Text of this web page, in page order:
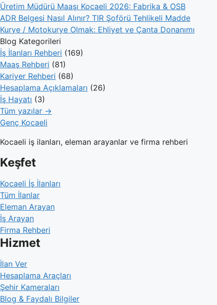
Üretim Müdürü Maaşı Kocaeli 2026: Fabrika & OSB
ADR Belgesi Nasıl Alınır? TIR Şoförü Tehlikeli Madde
Kurye / Motokurye Olmak: Ehliyet ve Çanta Donanımı
Blog Kategorileri
İş İlanları Rehberi (169)
Maaş Rehberi (81)
Kariyer Rehberi (68)
Hesaplama Açıklamaları (26)
İş Hayatı (3)
Tüm yazılar →
Genç Kocaeli
Kocaeli iş ilanları, eleman arayanlar ve firma rehberi
Keşfet
Kocaeli İş İlanları
Tüm İlanlar
Eleman Arayan
İş Arayan
Firma Rehberi
Hizmet
İlan Ver
Hesaplama Araçları
Şehir Kameraları
Blog & Faydalı Bilgiler